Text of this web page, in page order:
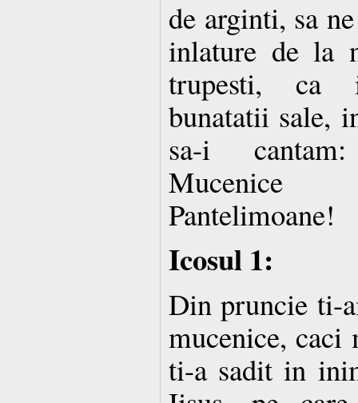
de arginti, sa
inlature de la
trupesti, ca
bunatatii sale,
sa-i
Mucenice
Pantelimoane!
Icosul 1:
Din pruncie ti-
mucenice, caci
ti-a sadit in